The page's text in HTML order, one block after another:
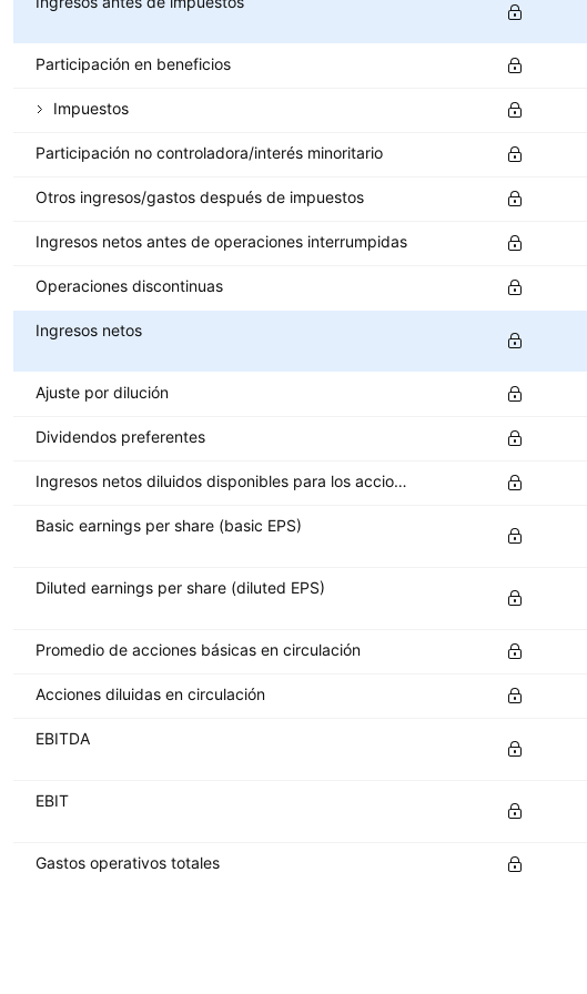
Participación en beneficios
Impuestos
Participación no controladora/interés minoritario
Otros ingresos/gastos después de impuestos
Ingresos netos antes de operaciones interrumpidas
Operaciones discontinuas
Ingresos netos
Ajuste por dilución
Dividendos preferentes
Ingresos netos diluidos disponibles para los accionistas ordinarios
Basic earnings per share (basic EPS)
Diluted earnings per share (diluted EPS)
Promedio de acciones básicas en circulación
Acciones diluidas en circulación
EBITDA
EBIT
Gastos operativos totales